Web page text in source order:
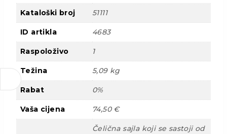
Kataloški broj 51111
ID artikla 4683
Raspoloživo 1
Težina 5,09 kg
Rabat 0%
Vaša cijena 74,50 €
Čelična sajla koji se sastoji od